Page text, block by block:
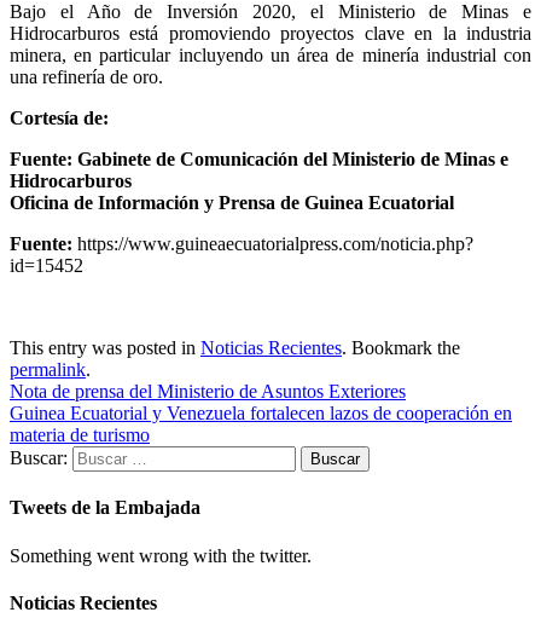
Bajo el Año de Inversión 2020, el Ministerio de Minas e
Hidrocarburos está promoviendo proyectos clave en la industria
minera, en particular incluyendo un área de minería industrial con
una refinería de oro.
Cortesía de:
Fuente: Gabinete de Comunicación del Ministerio de Minas e
Hidrocarburos
Oficina de Información y Prensa de Guinea Ecuatorial
Fuente: https://www.guineaecuatorialpress.com/noticia.php?
id=15452
This entry was posted in Noticias Recientes. Bookmark the
permalink.
Nota de prensa del Ministerio de Asuntos Exteriores
Guinea Ecuatorial y Venezuela fortalecen lazos de cooperación en
materia de turismo
Buscar:
Tweets de la Embajada
Something went wrong with the twitter.
Noticias Recientes